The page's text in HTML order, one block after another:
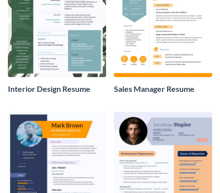
Interior Design Resume Sales Manager Resume